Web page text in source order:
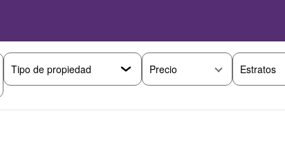
Precio